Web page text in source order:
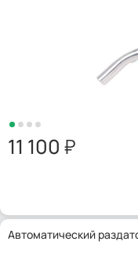
11 100
Автоматический